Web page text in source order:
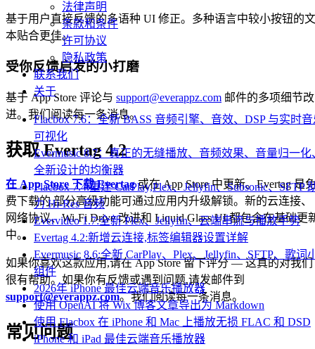
法律声明
条款和条件
许可协议
隐私政策
联系我们
关于
Flacbox 7.6：全新 BASS 音频引擎、音效、DSP 与实时
可视化
Evermusic 8.7：真正的无缝播放、音频效果、音量归一化
全新设计的均衡器
Flacbox 7.4:重建 CarPlay,Plex、Jellyfin、Subsonic、SFTP
力 Hi-Res 音频
Evervideo 1.7:全新 Plex、Jellyfin、云端串流与播放手势
Evertag 4.2:新增云连接,标签编辑器设置详解
Evermusic 8.6:全新 CarPlay、Plex、Jellyfin、SFTP、歌词
组件
2026年 iPhone 最佳云端音乐播放器
使用 OpenAI 将 Wix 博客文章导出为 Markdown
使用 Flacbox 在 iPhone 和 Mac 上播放无损 FLAC 和 DSD
iPhone 和 iPad 最佳云端音乐播放器
基于用户直接反馈的多语种 UI 修正。多种语言中较小按钮的文
本贴合更佳。
受你反馈启发的小打磨
基于 App Store 评论与 support@everappz.com 邮件的多项细节改
进。我们阅读每一条消息。
获取 Evertag 4.2
在 App Store 下载 Evertag或在 App Store 中更新。Evertag 是
费下载的,部分高级功能可通过应用内升级解锁。新的云连接、
网络协议、Wi-Fi Drive 改进和 Liquid Glass UI 都包含在基础更
中。
如果你喜欢这款应用,请在 App Store 留下评分 — 这真的对我们
很有帮助。如果你有反馈或遇到问题,请发邮件到
support@everappz.com。我们阅读每一条消息。
常见问题